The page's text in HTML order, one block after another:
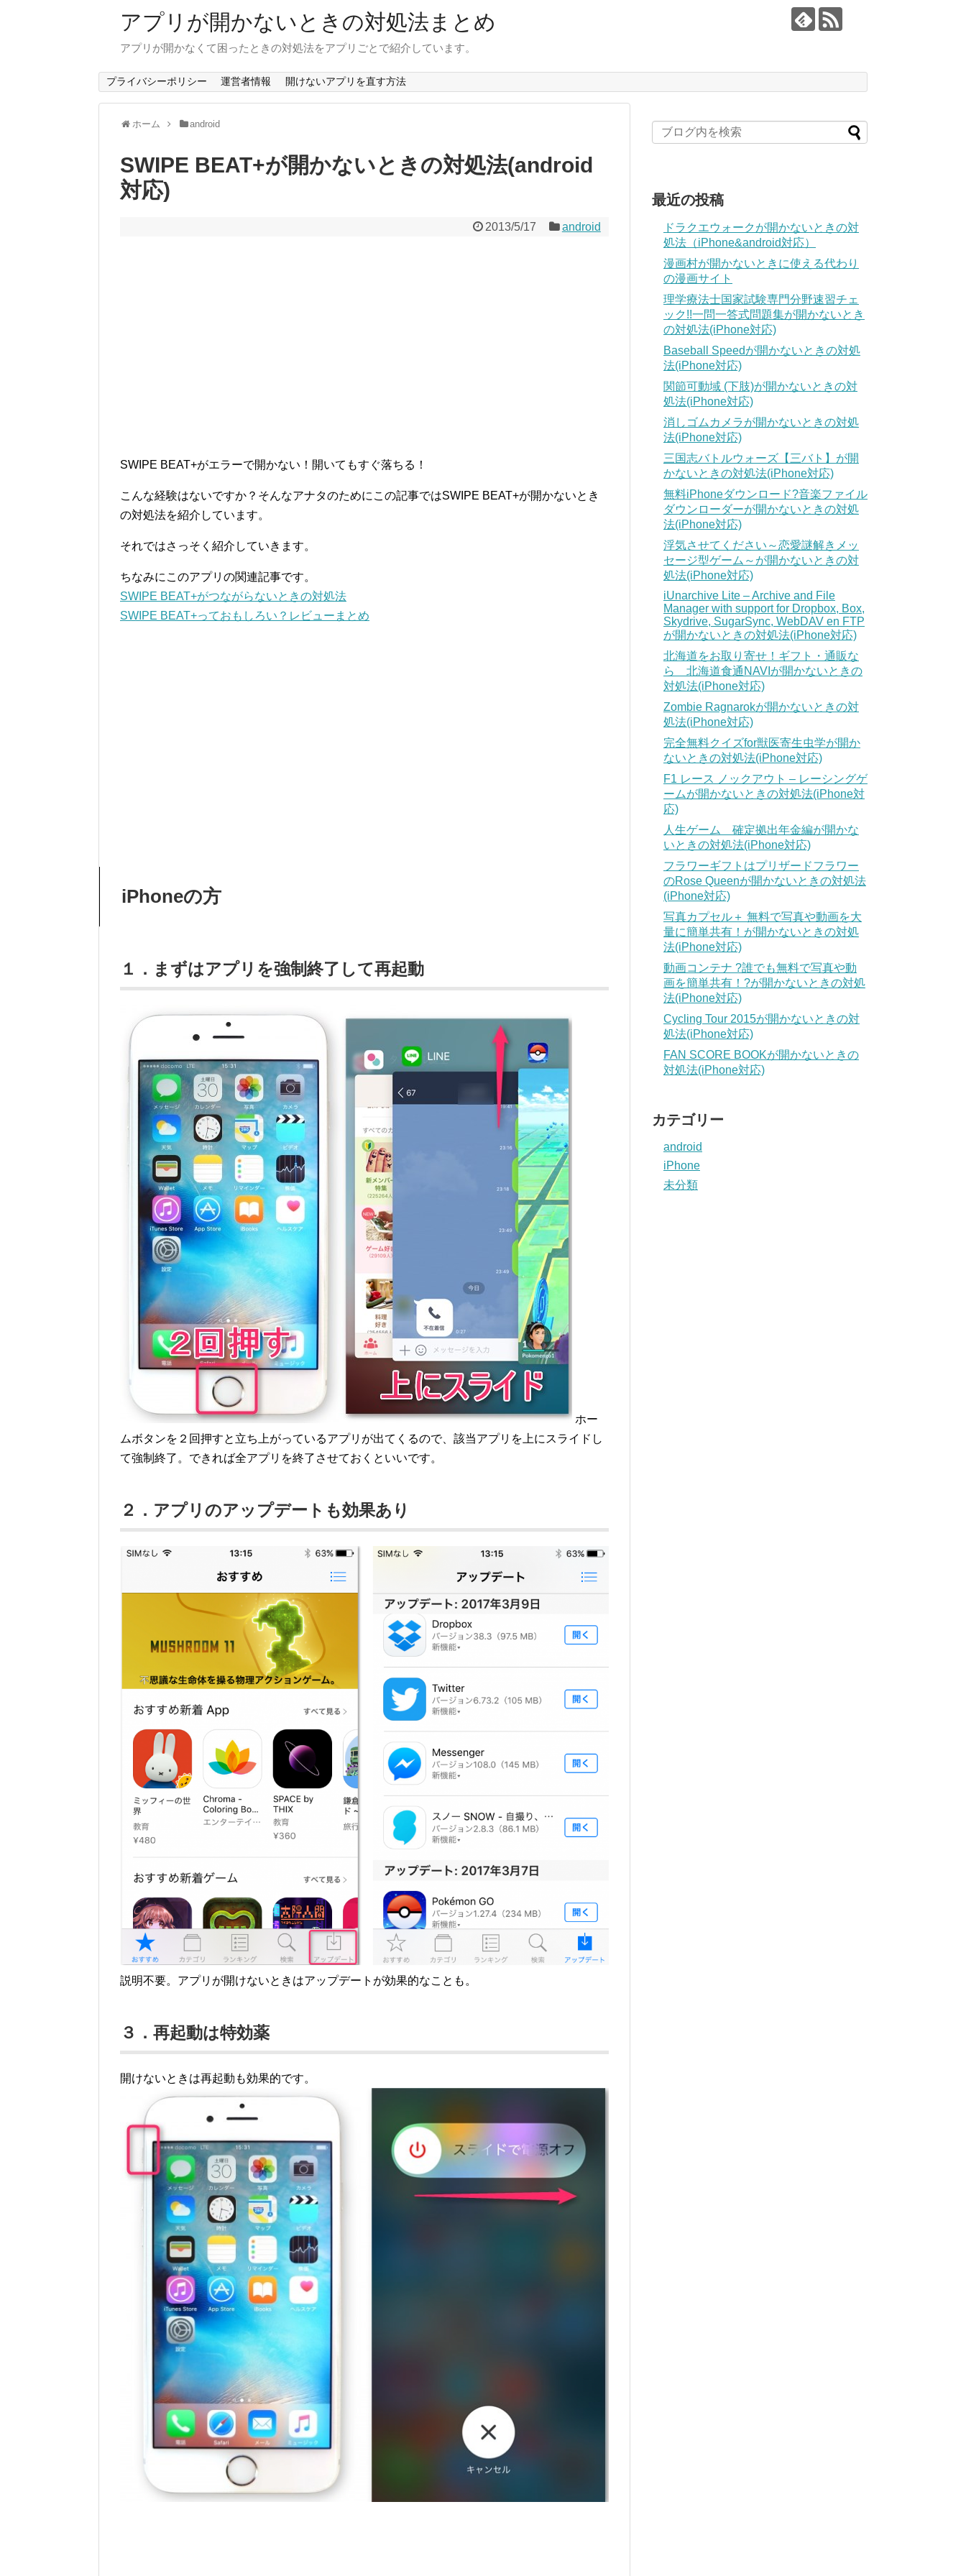
アプリが開かないときの対処法まとめ
アプリが開かなくて困ったときの対処法をアプリごとで紹介しています。
プライバシーポリシー 運営者情報 開けないアプリを直す方法
ホーム android
SWIPE BEAT+が開かないときの対処法(android
対応)
2013/5/17 android
SWIPE BEAT+がエラーで開かない！開いてもすぐ落ちる！
こんな経験はないですか？そんなアナタのためにこの記事ではSWIPE BEAT+が開かないとき
の対処法を紹介しています。
それではさっそく紹介していきます。
ちなみにこのアプリの関連記事です。
SWIPE BEAT+がつながらないときの対処法
SWIPE BEAT+っておもしろい？レビューまとめ
iPhoneの方
１．まずはアプリを強制終了して再起動
ホー
ムボタンを２回押すと立ち上がっているアプリが出てくるので、該当アプリを上にスライドし
て強制終了。できれば全アプリを終了させておくといいです。
２．アプリのアップデートも効果あり
説明不要。アプリが開けないときはアップデートが効果的なことも。
３．再起動は特効薬
開けないときは再起動も効果的です。
最近の投稿
ドラクエウォークが開かないときの対
処法（iPhone&android対応）
漫画村が開かないときに使える代わり
の漫画サイト
理学療法士国家試験専門分野速習チェ
ック!!一問一答式問題集が開かないとき
の対処法(iPhone対応)
Baseball Speedが開かないときの対処
法(iPhone対応)
関節可動域 (下肢)が開かないときの対
処法(iPhone対応)
消しゴムカメラが開かないときの対処
法(iPhone対応)
三国志バトルウォーズ【三バト】が開
かないときの対処法(iPhone対応)
無料iPhoneダウンロード?音楽ファイル
ダウンローダーが開かないときの対処
法(iPhone対応)
浮気させてください～恋愛謎解きメッ
セージ型ゲーム～が開かないときの対
処法(iPhone対応)
iUnarchive Lite – Archive and File
Manager with support for Dropbox, Box,
Skydrive, SugarSync, WebDAV en FTP
が開かないときの対処法(iPhone対応)
北海道をお取り寄せ！ギフト・通販な
ら 北海道食通NAVIが開かないときの
対処法(iPhone対応)
Zombie Ragnarokが開かないときの対
処法(iPhone対応)
完全無料クイズfor獣医寄生虫学が開か
ないときの対処法(iPhone対応)
F1 レース ノックアウト – レーシングゲ
ームが開かないときの対処法(iPhone対
応)
人生ゲーム 確定拠出年金編が開かな
いときの対処法(iPhone対応)
フラワーギフトはプリザードフラワー
のRose Queenが開かないときの対処法
(iPhone対応)
写真カプセル＋ 無料で写真や動画を大
量に簡単共有！が開かないときの対処
法(iPhone対応)
動画コンテナ ?誰でも無料で写真や動
画を簡単共有！?が開かないときの対処
法(iPhone対応)
Cycling Tour 2015が開かないときの対
処法(iPhone対応)
FAN SCORE BOOKが開かないときの
対処法(iPhone対応)
カテゴリー
android
iPhone
未分類